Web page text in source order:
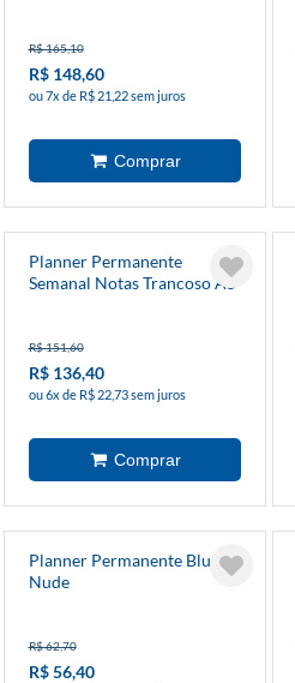
R$ 165,10
R$ 148,60
ou 7x de R$ 21,22 sem juros
Planner Permanente
Semanal Notas Trancoso A5
R$ 151,60
R$ 136,40
ou 6x de R$ 22,73 sem juros
Planner Permanente Blue
Nude
R$ 62,70
R$ 56,40